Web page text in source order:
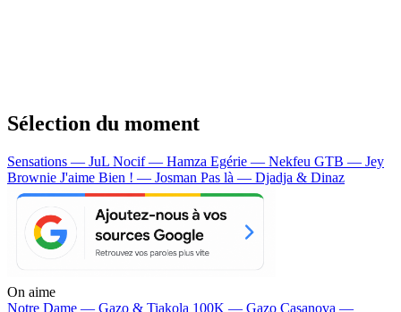
Sélection du moment
Sensations — JuL Nocif — Hamza Egérie — Nekfeu GTB — Jey
Brownie J'aime Bien ! — Josman Pas là — Djadja & Dinaz
On aime
Notre Dame — Gazo & Tiakola 100K — Gazo Casanova —